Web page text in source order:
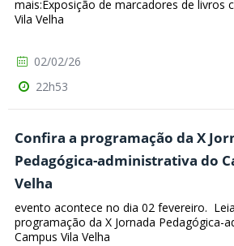
mais:Exposição de marcadores de livros
Vila Velha
02/02/26
22h53
Confira a programação da X
Pedagógica-administrativa do
Velha
evento acontece no dia 02 fevereiro.
programação da X Jornada Pedagógica-
Campus Vila Velha